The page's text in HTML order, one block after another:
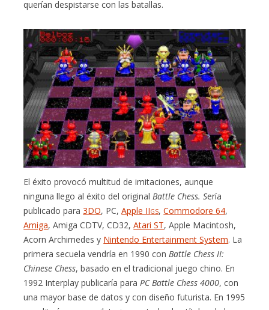
querían despistarse con las batallas.
El éxito provocó multitud de imitaciones, aunque
ninguna llego al éxito del original Battle Chess. Sería
publicado para3DO, PC,Apple IIGS,Commodore 64,
Amiga, Amiga CDTV, CD32,Atari ST, Apple Macintosh,
Acorn Archimedes y Nintendo Entertainment System. La
primera secuela vendría en 1990 con Battle Chess II:
Chinese Chess, basado en el tradicional juego chino. En
1992 Interplay publicaría para PC Battle Chess 4000, con
una mayor base de datos y con diseño futurista. En 1995